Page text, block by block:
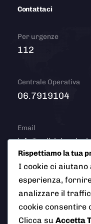
Contattaci
Per urgenze
112
Centrale Operativa
06.7919104
Email
© 2026 Polizia Locale
Rispettiamo la tua
I cookie ci
esperienza,
analizzare il
cookie consentire
Clicca su Accetta